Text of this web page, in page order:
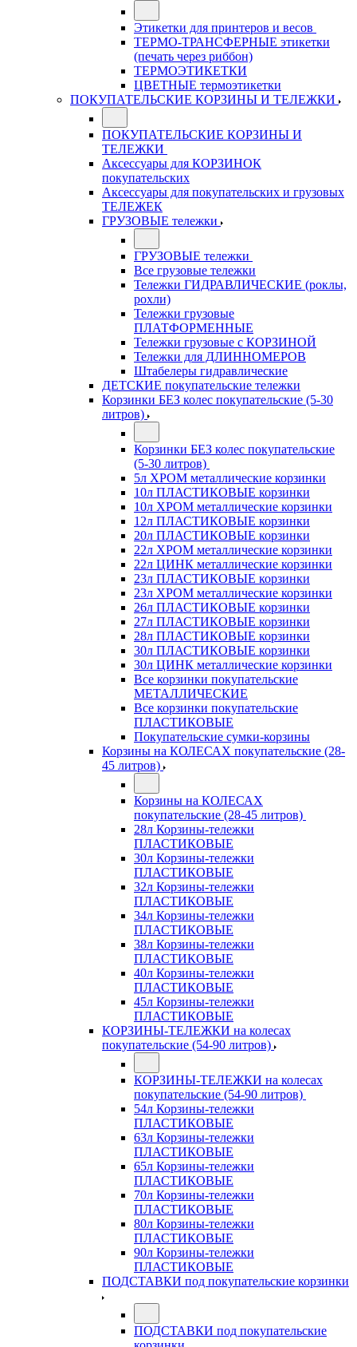
Этикетки для принтеров и весов
ТЕРМО-ТРАНСФЕРНЫЕ этикетки
(печать через риббон)
ТЕРМОЭТИКЕТКИ
ЦВЕТНЫЕ термоэтикетки
ПОКУПАТЕЛЬСКИЕ КОРЗИНЫ И ТЕЛЕЖКИ
ПОКУПАТЕЛЬСКИЕ КОРЗИНЫ И
ТЕЛЕЖКИ
Аксессуары для КОРЗИНОК
покупательских
Аксессуары для покупательских и грузовых
ТЕЛЕЖЕК
ГРУЗОВЫЕ тележки
ГРУЗОВЫЕ тележки
Все грузовые тележки
Тележки ГИДРАВЛИЧЕСКИЕ (роклы,
рохли)
Тележки грузовые
ПЛАТФОРМЕННЫЕ
Тележки грузовые с КОРЗИНОЙ
Тележки для ДЛИННОМЕРОВ
Штабелеры гидравлические
ДЕТСКИЕ покупательские тележки
Корзинки БЕЗ колес покупательские (5-30
литров)
Корзинки БЕЗ колес покупательские
(5-30 литров)
5л ХРОМ металлические корзинки
10л ПЛАСТИКОВЫЕ корзинки
10л ХРОМ металлические корзинки
12л ПЛАСТИКОВЫЕ корзинки
20л ПЛАСТИКОВЫЕ корзинки
22л ХРОМ металлические корзинки
22л ЦИНК металлические корзинки
23л ПЛАСТИКОВЫЕ корзинки
23л ХРОМ металлические корзинки
26л ПЛАСТИКОВЫЕ корзинки
27л ПЛАСТИКОВЫЕ корзинки
28л ПЛАСТИКОВЫЕ корзинки
30л ПЛАСТИКОВЫЕ корзинки
30л ЦИНК металлические корзинки
Все корзинки покупательские
МЕТАЛЛИЧЕСКИЕ
Все корзинки покупательские
ПЛАСТИКОВЫЕ
Покупательские сумки-корзины
Корзины на КОЛЕСАХ покупательские (28-
45 литров)
Корзины на КОЛЕСАХ
покупательские (28-45 литров)
28л Корзины-тележки
ПЛАСТИКОВЫЕ
30л Корзины-тележки
ПЛАСТИКОВЫЕ
32л Корзины-тележки
ПЛАСТИКОВЫЕ
34л Корзины-тележки
ПЛАСТИКОВЫЕ
38л Корзины-тележки
ПЛАСТИКОВЫЕ
40л Корзины-тележки
ПЛАСТИКОВЫЕ
45л Корзины-тележки
ПЛАСТИКОВЫЕ
КОРЗИНЫ-ТЕЛЕЖКИ на колесах
покупательские (54-90 литров)
КОРЗИНЫ-ТЕЛЕЖКИ на колесах
покупательские (54-90 литров)
54л Корзины-тележки
ПЛАСТИКОВЫЕ
63л Корзины-тележки
ПЛАСТИКОВЫЕ
65л Корзины-тележки
ПЛАСТИКОВЫЕ
70л Корзины-тележки
ПЛАСТИКОВЫЕ
80л Корзины-тележки
ПЛАСТИКОВЫЕ
90л Корзины-тележки
ПЛАСТИКОВЫЕ
ПОДСТАВКИ под покупательские корзинки
ПОДСТАВКИ под покупательские